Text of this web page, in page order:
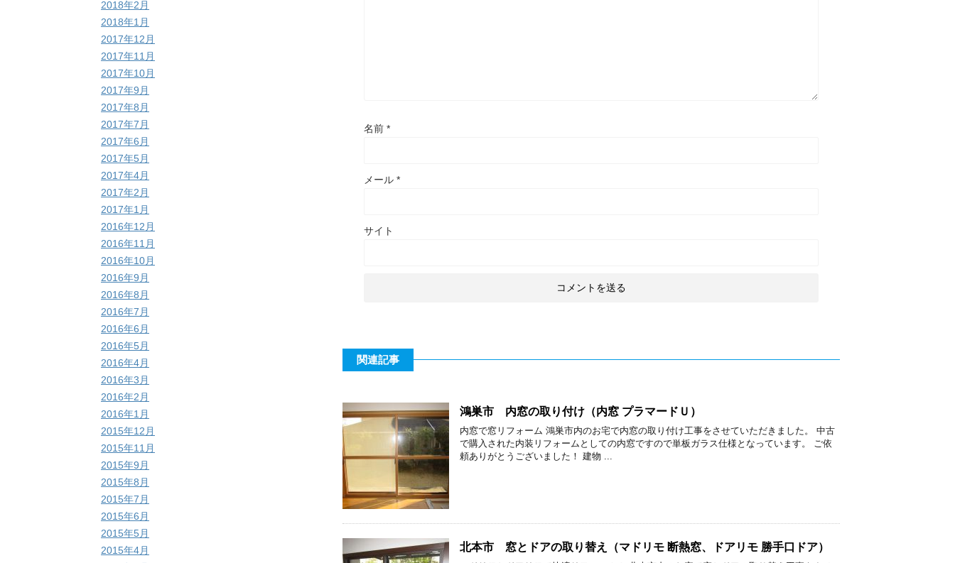
名前 *
メール *
サイト
関連記事
鴻巣市 内窓の取り付け（内窓 プラマードＵ）
内窓で窓リフォーム 鴻巣市内のお宅で内窓の取り付け工事をさせていただきました。 中古
で購入された内装リフォームとしての内窓ですので単板ガラス仕様となっています。 ご依
頼ありがとうございました！ 建物 ...
北本市 窓とドアの取り替え（マドリモ 断熱窓、ドアリモ 勝手口ドア）
2018年2月
2018年1月
2017年12月
2017年11月
2017年10月
2017年9月
2017年8月
2017年7月
2017年6月
2017年5月
2017年4月
2017年2月
2017年1月
2016年12月
2016年11月
2016年10月
2016年9月
2016年8月
2016年7月
2016年6月
2016年5月
2016年4月
2016年3月
2016年2月
2016年1月
2015年12月
2015年11月
2015年9月
2015年8月
2015年7月
2015年6月
2015年5月
2015年4月